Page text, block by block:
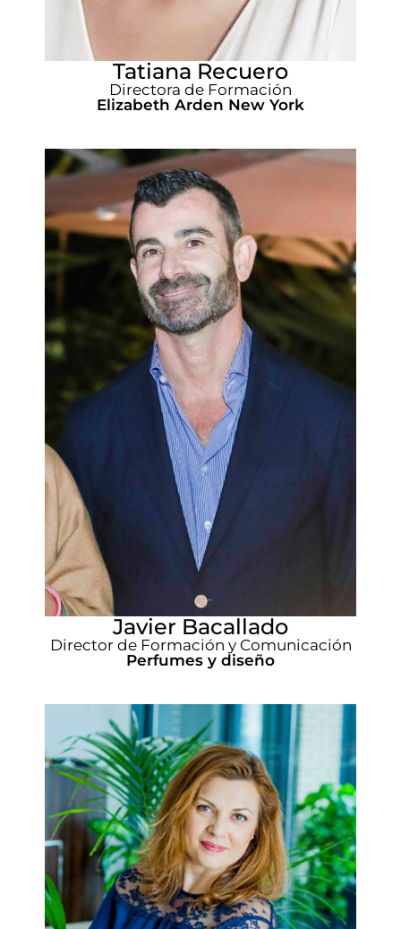
Tatiana Recuero
Directora de Formación
Elizabeth Arden New York
Javier Bacallado
Director de Formación y Comunicación
Perfumes y diseño